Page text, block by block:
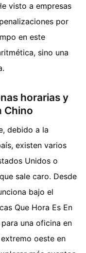
visto a empresas
por
en este
sino una
horarias y
Chino
debido a la
existen varios
Unidos o
sale caro. Desde
bajo el
Que Hora Es En
una oficina en
oeste en